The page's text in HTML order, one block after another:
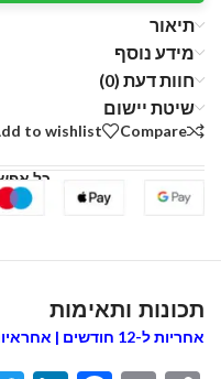
תיאור
מידע נוסף
חוות דעת (0)
שיטת יישום
Compare
to wishlist
כל
תכונות ותאימות
אחריות ל-12 חודשים | אחראיות יבואן רשמי